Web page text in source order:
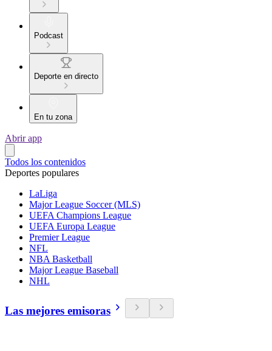
Podcast
Deporte en directo
En tu zona
Abrir app
Todos los contenidos
Deportes populares
LaLiga
Major League Soccer (MLS)
UEFA Champions League
UEFA Europa League
Premier League
NFL
NBA Basketball
Major League Baseball
NHL
Las mejores emisoras